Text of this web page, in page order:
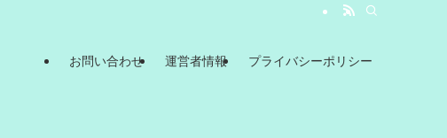
お問い合わせ 運営者情報 プライバシーポリシー